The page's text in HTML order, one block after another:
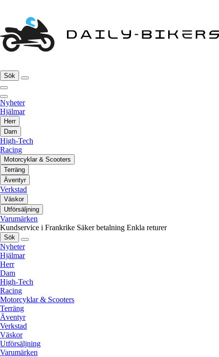
Sök
Nyheter
Hjälmar
Herr
Dam
High-Tech
Racing
Motorcyklar & Scooters
Terräng
Äventyr
Verkstad
Väskor
Utförsäljning
Varumärken
Kundservice i Frankrike Säker betalning Enkla returer
Sök
Nyheter
Hjälmar
Herr
Dam
High-Tech
Racing
Motorcyklar & Scooters
Terräng
Äventyr
Verkstad
Väskor
Utförsäljning
Varumärken